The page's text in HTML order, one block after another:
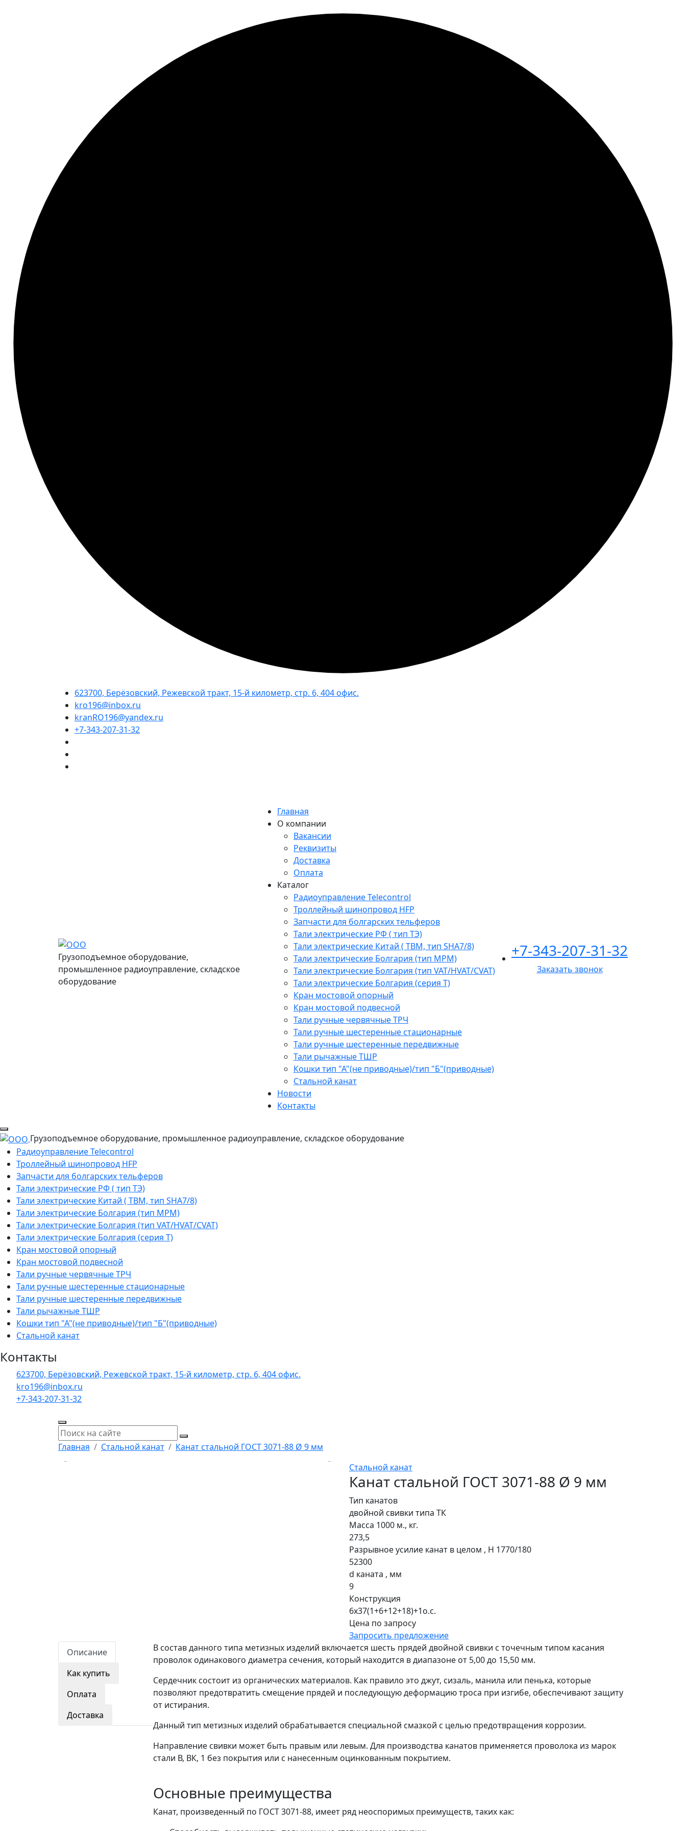
623700, Берёзовский, Режевской тракт, 15-й километр, стр. 6, 404 офис.
kro196@inbox.ru
kranRO196@yandex.ru
+7-343-207-31-32
Грузоподъемное оборудование,
промышленное радиоуправление, складское
оборудование
Главная
О компании
Вакансии
Реквизиты
Доставка
Оплата
Каталог
Радиоуправление Telecontrol
Троллейный шинопровод HFP
Запчасти для болгарских тельферов
Тали электрические РФ ( тип ТЭ)
Тали электрические Китай ( TBM, тип SHA7/8)
Тали электрические Болгария (тип МРМ)
Тали электрические Болгария (тип VAT/HVAT/CVAT)
Тали электрические Болгария (серия Т)
Кран мостовой опорный
Кран мостовой подвесной
Тали ручные червячные ТРЧ
Тали ручные шестеренные стационарные
Тали ручные шестеренные передвижные
Тали рычажные ТШР
Кошки тип "А"(не приводные)/тип "Б"(приводные)
Стальной канат
Новости
Контакты
+7-343-207-31-32
Заказать звонок
Грузоподъемное оборудование, промышленное радиоуправление, складское оборудование
Радиоуправление Telecontrol
Троллейный шинопровод HFP
Запчасти для болгарских тельферов
Тали электрические РФ ( тип ТЭ)
Тали электрические Китай ( TBM, тип SHA7/8)
Тали электрические Болгария (тип МРМ)
Тали электрические Болгария (тип VAT/HVAT/CVAT)
Тали электрические Болгария (серия Т)
Кран мостовой опорный
Кран мостовой подвесной
Тали ручные червячные ТРЧ
Тали ручные шестеренные стационарные
Тали ручные шестеренные передвижные
Тали рычажные ТШР
Кошки тип "А"(не приводные)/тип "Б"(приводные)
Стальной канат
Контакты
623700, Берёзовский, Режевской тракт, 15-й километр, стр. 6, 404 офис.
kro196@inbox.ru
+7-343-207-31-32
Главная Стальной канат
Канат стальной ГОСТ 3071-88 Ø 9 мм
Стальной канат
Канат стальной ГОСТ 3071-88 Ø 9 мм
Тип канатов
двойной свивки типа ТК
Масса 1000 м., кг.
273,5
Разрывное усилие канат в целом , H 1770/180
52300
d каната , мм
9
Конструкция
6х37(1+6+12+18)+1о.с.
Цена по запросу
Запросить предложение
Описание
Как купить
Оплата
Доставка
В состав данного типа метизных изделий включается шесть прядей двойной свивки с точечным типом касания
проволок одинакового диаметра сечения, который находится в диапазоне от 5,00 до 15,50 мм.
Сердечник состоит из органических материалов. Как правило это джут, сизаль, манила или пенька, которые
позволяют предотвратить смещение прядей и последующую деформацию троса при изгибе, обеспечивают защиту
от истирания.
Данный тип метизных изделий обрабатывается специальной смазкой с целью предотвращения коррозии.
Направление свивки может быть правым или левым. Для производства канатов применяется проволока из марок
стали В, ВК, 1 без покрытия или с нанесенным оцинкованным покрытием.
Основные преимущества
Канат, произведенный по ГОСТ 3071-88, имеет ряд неоспоримых преимуществ, таких как: